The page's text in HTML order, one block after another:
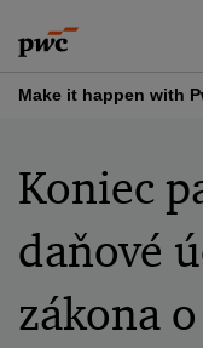
to
content
to
footer
Make it happen with
Koniec
daňové
zákona